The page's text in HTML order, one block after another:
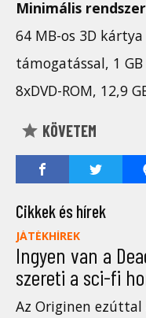
Minimális
64 MB-os 3D
támogatással, 1 GB
8xDVD-ROM, 12,9
KÖVETEM
Cikkek és hírek
JÁTÉKHÍREK
Ingyen van a
szereti a sci-fi
Az Originen ezúttal